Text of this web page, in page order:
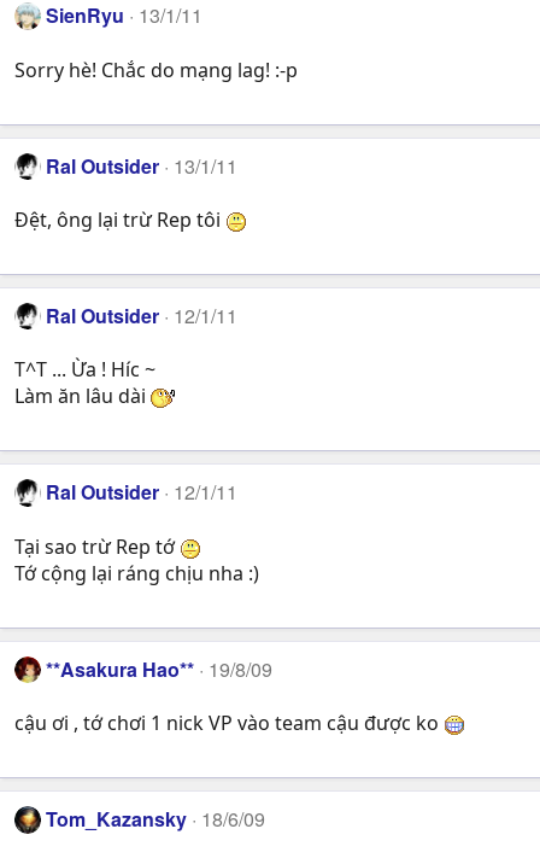
SienRyu 13/1/11
Sorry hè! Chắc do mạng lag! :-p
Ral Outsider 13/1/11
Đệt, ông lại trừ Rep tôi
Ral Outsider 12/1/11
T^T ... Ừa ! Híc ~
Làm ăn lâu dài
Ral Outsider 12/1/11
Tại sao trừ Rep tớ
Tớ cộng lại ráng chịu nha :)
**Asakura Hao** 19/8/09
cậu ơi , tớ chơi 1 nick VP vào team cậu được ko
Tom_Kazansky 18/6/09